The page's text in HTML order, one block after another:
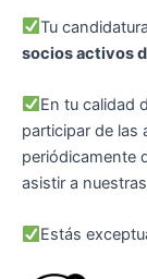
Tu
socios activos
En tu calidad
participar de las
periódicamente
asistir a
Estás